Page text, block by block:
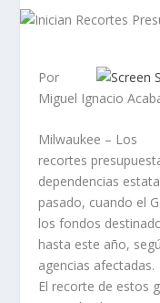
Por
Miguel Ignacio
Milwaukee – Los
recortes
dependencias
pasado, cuando el
los fondos
hasta este año,
agencias afectadas.
El recorte de estos